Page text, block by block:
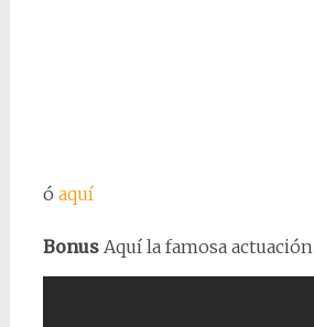
ó aquí
BonusAquí la famosa actuación